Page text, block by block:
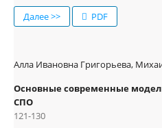
Далее >> PDF
Алла Ивановна Григорьева,
Основные современные
СПО
121-130